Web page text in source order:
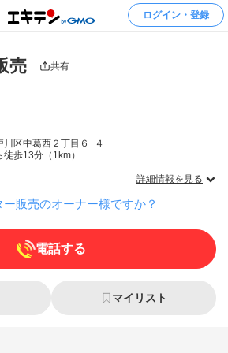
ログイン・登録
売 共有
川区中葛西２丁目６−４
歩13分（1km）
詳細情報を見る
ー販売のオーナー様ですか？
電話する
マイリスト